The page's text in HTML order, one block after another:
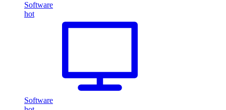
Software
hot
Software